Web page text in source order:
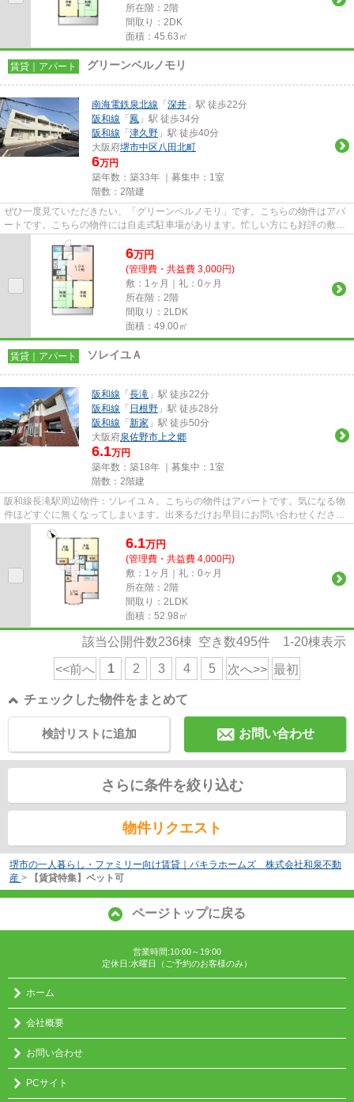
所在階：2階
間取り：2DK
面積：45.63㎡
賃貸｜アパート グリーンベルノモリ
南海電鉄泉北線 「 深井 」駅 徒歩22分
阪和線 「 鳳 」駅 徒歩34分
阪和線 「 津久野 」駅 徒歩40分
大阪府堺市中区八田北町
6万円
築年数：築33年 ｜募集中： 1室
階数：2階建
ぜひ一度見ていただきたい、「グリーンベルノモリ」です。こちらの物件はアパ
ートです。こちらの物件には自走式駐車場があります。忙しい方にも好評の敷地
内ごみ置き場付物件。できる...
6万円
(管理費・共益費 3,000円)
敷：1ヶ月｜礼：0ヶ月
所在階：2階
間取り：2LDK
面積：49.00㎡
賃貸｜アパート ソレイユＡ
阪和線 「 長滝 」駅 徒歩22分
阪和線 「 日根野 」駅 徒歩28分
阪和線 「 新家 」駅 徒歩50分
大阪府泉佐野市上之郷
6.1万円
築年数：築18年 ｜募集中： 1室
階数：2階建
阪和線長滝駅周辺物件：ソレイユＡ。こちらの物件はアパートです。気になる物
件ほどすぐに無くなってしまいます。出来るだけお早目にお問い合わせくださ
い。スタッフ一同サポート致し...
6.1万円
(管理費・共益費 4,000円)
敷：1ヶ月｜礼：0ヶ月
所在階：2階
間取り：2LDK
面積：52.98㎡
該当公開件数236棟 空き数495件 1-20棟表示
<<前へ 1 2 3 4 5 次へ>> 最初
チェックした物件をまとめて
お問い合わせ
検討リストに追加
さらに条件を絞り込む
物件リクエスト
堺市の一人暮らし・ファミリー向け賃貸｜パキラホームズ 株式会社和泉不動
産 > 【賃貸特集】ペット可
ページトップに戻る
営業時間:10:00～19:00
定休日:水曜日（ご予約のお客様のみ）
ホーム
会社概要
お問い合わせ
PCサイト